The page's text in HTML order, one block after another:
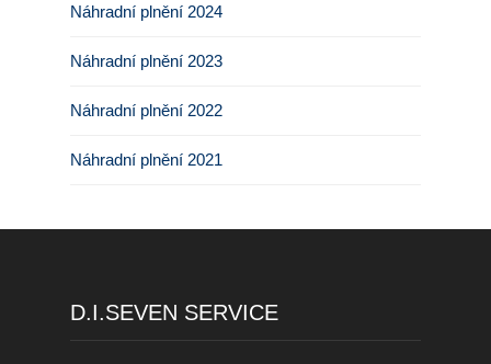
Náhradní plnění 2024
Náhradní plnění 2023
Náhradní plnění 2022
Náhradní plnění 2021
D.I.SEVEN SERVICE